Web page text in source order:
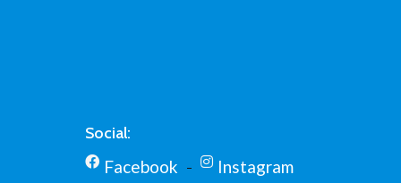
Social:
Facebook Instagram